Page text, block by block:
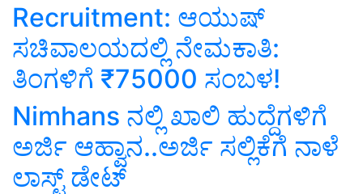
Recruitment: ಆಯುಷ್
ಸಚಿವಾಲಯದಲ್ಲಿ ನೇಮಕಾತಿ:
ತಿಂಗಳಿಗೆ ₹75000 ಸಂಬಳ!
Nimhans ನಲ್ಲಿ ಖಾಲಿ ಹುದ್ದೆಗಳಿಗೆ
ಅರ್ಜಿ ಆಹ್ವಾನ..ಅರ್ಜಿ ಸಲ್ಲಿಕೆಗೆ ನಾಳೆ
ಲಾಸ್ಟ್‌ ಡೇಟ್‌